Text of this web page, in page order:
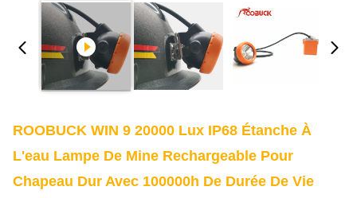
ROOBUCK WIN 9 20000 Lux IP68 Étanche À
L'eau Lampe De Mine Rechargeable Pour
Chapeau Dur Avec 100000h De Durée De Vie